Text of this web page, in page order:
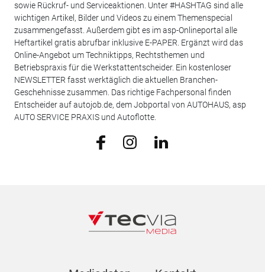
sowie Rückruf- und Serviceaktionen. Unter #HASHTAG sind alle
wichtigen Artikel, Bilder und Videos zu einem Themenspecial
zusammengefasst. Außerdem gibt es im asp-Onlineportal alle
Heftartikel gratis abrufbar inklusive E-PAPER. Ergänzt wird das
Online-Angebot um Techniktipps, Rechtsthemen und
Betriebspraxis für die Werkstattentscheider. Ein kostenloser
NEWSLETTER fasst werktäglich die aktuellen Branchen-
Geschehnisse zusammen. Das richtige Fachpersonal finden
Entscheider auf autojob.de, dem Jobportal von AUTOHAUS, asp
AUTO SERVICE PRAXIS und Autoflotte.